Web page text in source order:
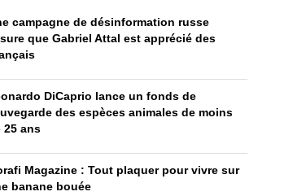
campagne de désinformation russe
que Gabriel Attal est apprécié des
DiCaprio lance un fonds de
des espèces animales de moins
25 ans
Magazine : Tout plaquer pour vivre sur
banane bouée